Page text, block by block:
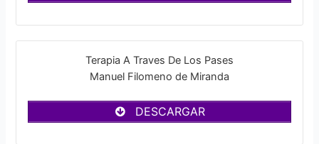
Terapia A Traves De Los Pases
Manuel Filomeno de Miranda
DESCARGAR